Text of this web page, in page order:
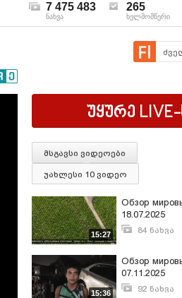
7 475 483
ნახვა
265
ხელმომწერი
უყურე LIVE
მსგავსი ვიდეოები
უახლესი 10 ვიდეო
15:27
Обзор
18.07.2025
84 ნახვა
15:36
Обзор
07.11.2025
92 ნახვა